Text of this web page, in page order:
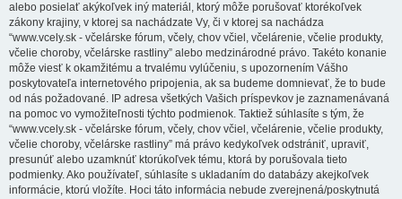
alebo posielať akýkoľvek iný materiál, ktorý môže porušovať ktorékoľvek
zákony krajiny, v ktorej sa nachádzate Vy, či v ktorej sa nachádza
“www.vcely.sk - včelárske fórum, včely, chov včiel, včelárenie, včelie produkty,
včelie choroby, včelárske rastliny” alebo medzinárodné právo. Takéto konanie
môže viesť k okamžitému a trvalému vylúčeniu, s upozornením Vášho
poskytovateľa internetového pripojenia, ak sa budeme domnievať, že to bude
od nás požadované. IP adresa všetkých Vašich príspevkov je zaznamenávaná
na pomoc vo vymožiteľnosti týchto podmienok. Taktiež súhlasíte s tým, že
“www.vcely.sk - včelárske fórum, včely, chov včiel, včelárenie, včelie produkty,
včelie choroby, včelárske rastliny” má právo kedykoľvek odstrániť, upraviť,
presunúť alebo uzamknúť ktorúkoľvek tému, ktorá by porušovala tieto
podmienky. Ako používateľ, súhlasíte s ukladaním do databázy akejkoľvek
informácie, ktorú vložíte. Hoci táto informácia nebude zverejnená/poskytnutá